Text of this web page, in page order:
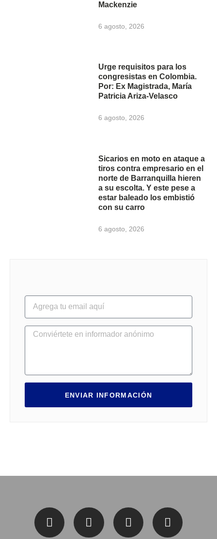
Mackenzie
6 agosto, 2026
Urge requisitos para los
congresistas en Colombia.
Por: Ex Magistrada, María
Patricia Ariza-Velasco
6 agosto, 2026
Sicarios en moto en ataque a
tiros contra empresario en el
norte de Barranquilla hieren
a su escolta. Y este pese a
estar baleado los embistió
con su carro
6 agosto, 2026
ENVIAR INFORMACIÓN